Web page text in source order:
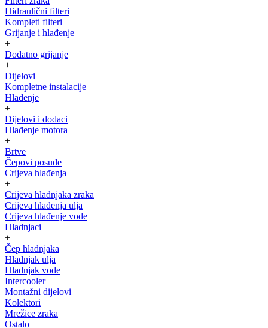
Hidraulični filteri
Kompleti filteri
Grijanje i hlađenje
+
Dodatno grijanje
+
Dijelovi
Kompletne instalacije
Hlađenje
+
Dijelovi i dodaci
Hlađenje motora
+
Brtve
Čepovi posude
Crijeva hlađenja
+
Crijeva hladnjaka zraka
Crijeva hlađenja ulja
Crijeva hlađenje vode
Hladnjaci
+
Čep hladnjaka
Hladnjak ulja
Hladnjak vode
Intercooler
Montažni dijelovi
Kolektori
Mrežice zraka
Ostalo